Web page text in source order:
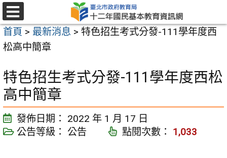
跳
至
主
要
內
容
區
選
單
首頁 > 最新消息 > 特色招生考式分發-111學年度西
松高中簡章
特色招生考式分發-111學年度西松
高中簡章
發佈日期：
2022 年 1 月 17 日
公告等級：
公告 點閱次數： 1,033